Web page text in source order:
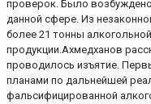
проверок. Было
данной сфере. Из
более 21 тонны
продукции.Ахмедханов
проводилось изъятие.
планами по дальнейшей
фальсифицированной